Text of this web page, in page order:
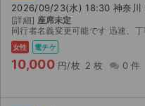
2026/09/23(水) 18:30 神奈川
[詳細] 座席未定
同行者名義変更可能です 迅速、丁寧な対応に
女性 電チケ
10,000 円/枚 2 枚 0 件